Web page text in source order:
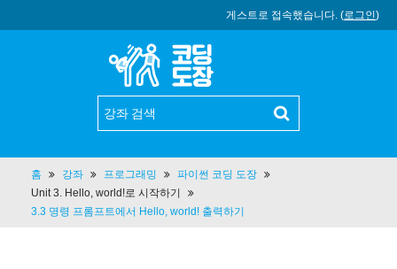
게스트로 접속했습니다. (로그인)
홈 강좌 프로그래밍
파이썬 코딩 도장
Unit 3. Hello, world!로 시작하기
3.3 명령 프롬프트에서 Hello, world! 출력하기